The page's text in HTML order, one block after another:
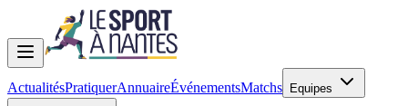
ActualitésPratiquerAnnuaireÉvénementsMatchs Equipes